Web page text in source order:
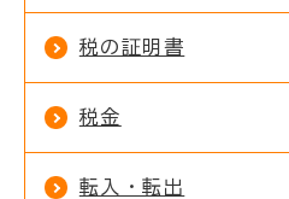
税の証明書
税金
転入・転出